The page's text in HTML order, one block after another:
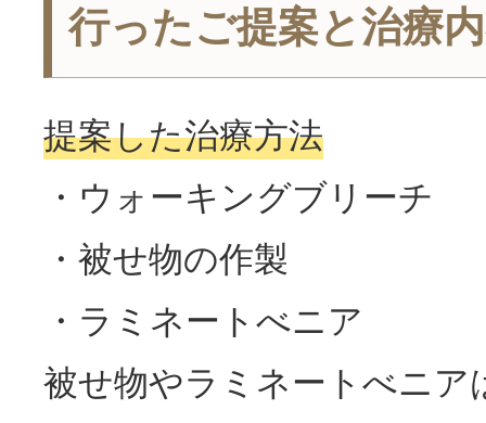
行ったご提案と治療
提案した治療方法
・ウォーキングブリーチ
・被せ物の作製
・ラミネートべニア
被せ物やラミネートべニア